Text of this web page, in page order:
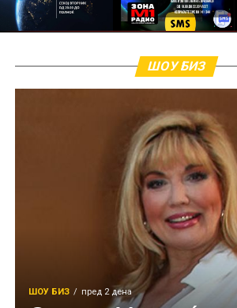
ШОУ БИЗ
ШОУ БИЗ пред 2 дена